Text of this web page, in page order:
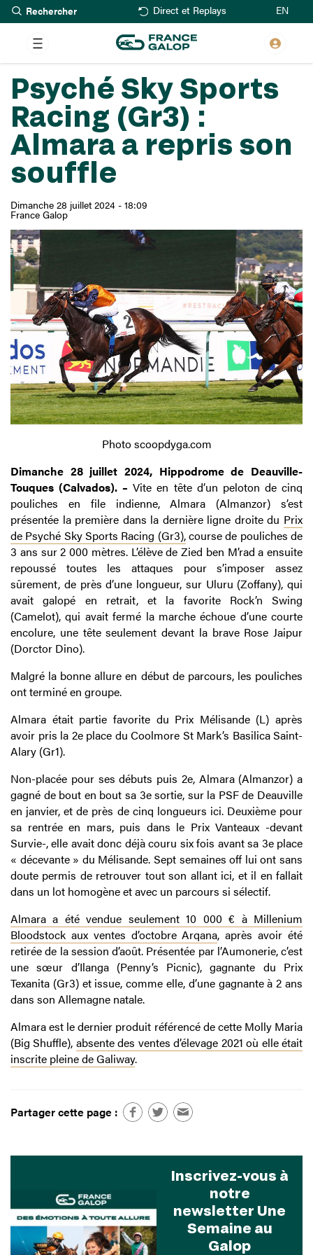
Aller
au
contenu
principal
Rechercher Direct et Replays EN
Psyché Sky Sports
Racing (Gr3) :
Almara a repris son
souffle
Dimanche 28 juillet 2024 - 18:09
France Galop
Photo scoopdyga.com
Dimanche 28 juillet 2024, Hippodrome de Deauville-
Touques (Calvados). –Vite en tête d’un peloton de cinq
pouliches en file indienne, Almara (Almanzor) s’est
présentée la première dans la dernière ligne droite du Prix
de Psyché Sky Sports Racing (Gr3),course de pouliches de
3 ans sur 2 000 mètres. L’élève de Zied ben M’rad a ensuite
repoussé toutes les attaques pour s’imposer assez
sûrement, de près d’une longueur, sur Uluru (Zoffany), qui
avait galopé en retrait, et la favorite Rock’n Swing
(Camelot), qui avait fermé la marche échoue d’une courte
encolure, une tête seulement devant la brave Rose Jaipur
(Dorctor Dino).
Malgré la bonne allure en début de parcours, les pouliches
ont terminé en groupe.
Almara était partie favorite du Prix Mélisande (L) après
avoir pris la 2e place du Coolmore St Mark’s Basilica Saint-
Alary (Gr1).
Non-placée pour ses débuts puis 2e, Almara (Almanzor) a
gagné de bout en bout sa 3e sortie, sur la PSF de Deauville
en janvier, et de près de cinq longueurs ici. Deuxième pour
sa rentrée en mars, puis dans le Prix Vanteaux -devant
Survie-, elle avait donc déjà couru six fois avant sa 3e place
« décevante » du Mélisande. Sept semaines off lui ont sans
doute permis de retrouver tout son allant ici, et il en fallait
dans un lot homogène et avec un parcours si sélectif.
Almara a été vendue seulement 10 000 € à Millenium
Bloodstock aux ventes d’octobre Arqana, après avoir été
retirée de la session d’août. Présentée par l’Aumonerie, c’est
une sœur d’Ilanga (Penny’s Picnic), gagnante du Prix
Texanita (Gr3) et issue, comme elle, d’une gagnante à 2 ans
dans son Allemagne natale.
Almara est le dernier produit référencé de cette Molly Maria
(Big Shuffle), absente des ventes d’élevage 2021 où elle était
inscrite pleine de Galiway.
Partager cette page :
Inscrivez-vous à
notre
newsletter Une
Semaine au
Galop